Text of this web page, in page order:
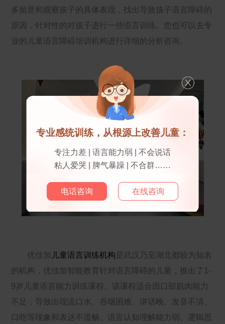
多留意和观察孩子的具体表现，找出导致孩子语言障碍的
原因，针对性的对孩子进行一些语言训练。您也可以去专
业的儿童语言障碍培训机构进行详细的分析咨询。
优佳加 儿童语言训练机构 是武汉乃至湖北都较为知名
的机构，优佳加智能教育针对语言障碍的儿童，推出了1-
9岁儿童语言能力训练课程。该课程适合因口部肌肉能力
不足，导致出现流口水、吞咽困难、讲话晚、发音不清、
口吃等现象和表达不流畅、语言认知理解能力弱、逻辑思
专业感统训练，从根源上改善儿童：
专注力差 | 语言能力弱 | 不会说话
粘人爱哭 | 脾气暴躁 | 不合群……
电话咨询 在线咨询